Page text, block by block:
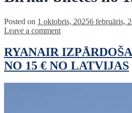
Posted on 1 oktobris, 20256 februāris,
Leave a comment
RYANAIR
NO 15 € NO LATVIJAS